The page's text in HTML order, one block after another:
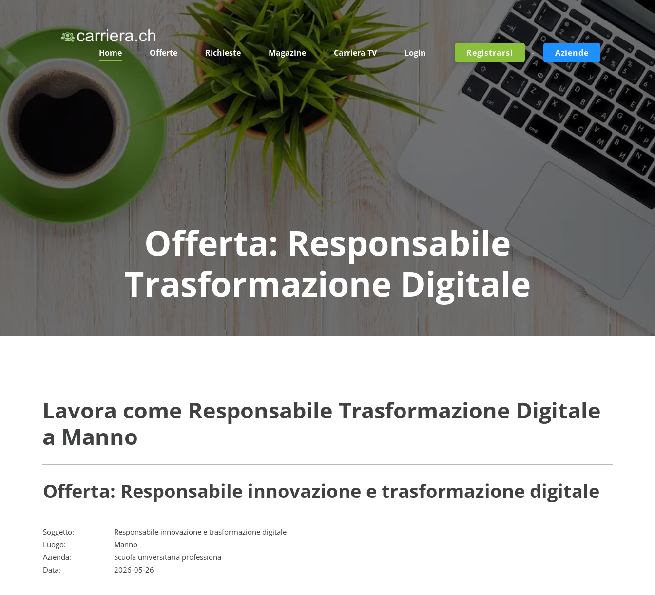
Home Offerte Richieste Magazine Carriera TV Login Registrarsi - Aziende
Offerta: Responsabile
Trasformazione Digitale
Lavora come Responsabile Trasformazione Digitale
a Manno
Offerta: Responsabile innovazione e trasformazione digitale
Soggetto:
Responsabile innovazione e trasformazione digitale
Luogo:
Manno
Azienda:
Scuola universitaria professiona
Data:
2026-05-26